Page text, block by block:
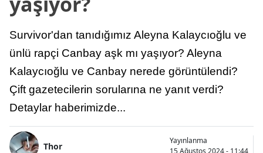
Survivor'dan tanıdığımız Aleyna Kalaycıoğlu ve
ünlü rapçi Canbay aşk mı yaşıyor? Aleyna
Kalaycıoğlu ve Canbay nerede görüntülendi?
Çift gazetecilerin sorularına ne yanıt verdi?
Detaylar haberimizde...
Thor
Yayınlanma
15 Ağustos 2024 - 11:44